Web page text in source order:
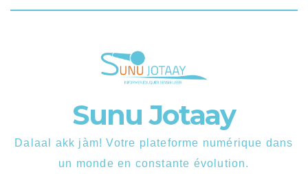
Sunu Jotaay
Dalaal akk jàm! Votre plateforme numérique dans
un monde en constante évolution.